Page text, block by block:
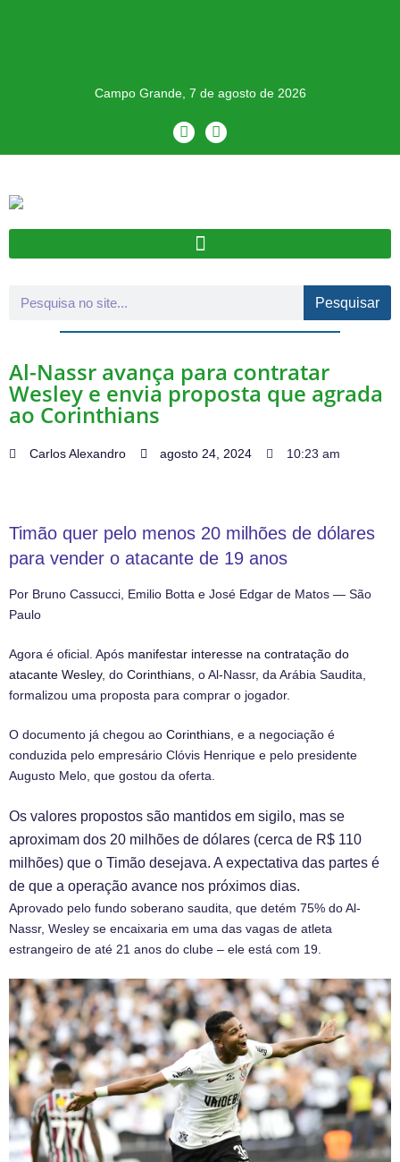
Campo Grande, 7 de agosto de 2026
Pesquisar
Al-Nassr avança para contratar
Wesley e envia proposta que agrada
ao Corinthians
Carlos Alexandro agosto 24, 2024 10:23 am
Timão quer pelo menos 20 milhões de dólares
para vender o atacante de 19 anos
Por Bruno Cassucci, Emilio Botta e José Edgar de Matos — São
Paulo
Agora é oficial. Após manifestar interesse na contratação do
atacante Wesley, do Corinthians, o Al-Nassr, da Arábia Saudita,
formalizou uma proposta para comprar o jogador.
O documento já chegou ao Corinthians, e a negociação é
conduzida pelo empresário Clóvis Henrique e pelo presidente
Augusto Melo, que gostou da oferta.
Os valores propostos são mantidos em sigilo, mas se
aproximam dos 20 milhões de dólares (cerca de R$ 110
milhões) que o Timão desejava. A expectativa das partes é
de que a operação avance nos próximos dias.
Aprovado pelo fundo soberano saudita, que detém 75% do Al-
Nassr, Wesley se encaixaria em uma das vagas de atleta
estrangeiro de até 21 anos do clube – ele está com 19.